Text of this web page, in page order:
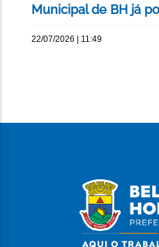
Municipal de BH já
22/07/2026 | 11:49